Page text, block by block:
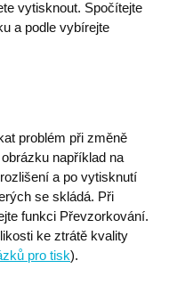
vytisknout. Spočítejte
a podle vybírejte
problém při změně
například na
a po vytisknutí
se skládá. Při
funkci Převzorkování.
ke ztrátě kvality
pro tisk).